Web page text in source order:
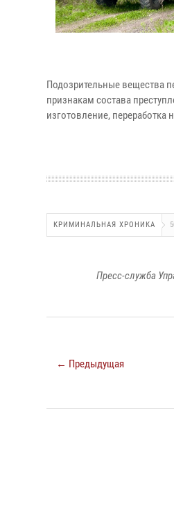
Подозрительные вещества
признакам состава
изготовление, переработка
КРИМИНАЛЬНАЯ ХРОНИКА
Пресс-служба
← Предыдущая